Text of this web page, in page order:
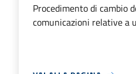
Procedimento di cambio
comunicazioni relative a